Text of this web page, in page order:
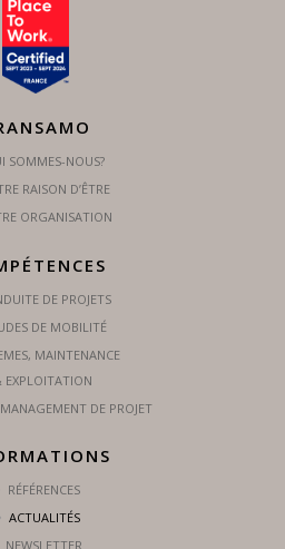
SOMMES-NOUS?
RAISON D’ÊTRE
ORGANISATION
DE PROJETS
DE MOBILITÉ
MAINTENANCE
EXPLOITATION
DE PROJET
RÉFÉRENCES
ACTUALITÉS
NEWSLETTER